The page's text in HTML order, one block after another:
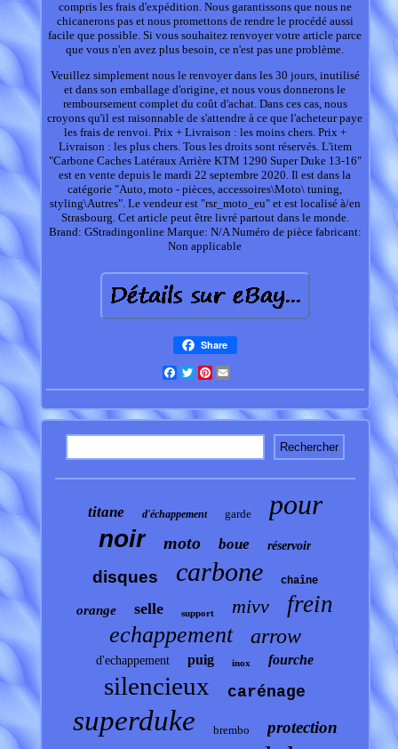
compris les frais d'expédition. Nous garantissons que nous ne
chicanerons pas et nous promettons de rendre le procédé aussi
facile que possible. Si vous souhaitez renvoyer votre article parce
que vous n'en avez plus besoin, ce n'est pas une problème.
Veuillez simplement nous le renvoyer dans les 30 jours, inutilisé
et dans son emballage d'origine, et nous vous donnerons le
remboursement complet du coût d'achat. Dans ces cas, nous
croyons qu'il est raisonnable de s'attendre à ce que l'acheteur paye
les frais de renvoi. Prix + Livraison : les moins chers. Prix +
Livraison : les plus chers. Tous les droits sont réservés. L'item
"Carbone Caches Latéraux Arrière KTM 1290 Super Duke 13-16"
est en vente depuis le mardi 22 septembre 2020. Il est dans la
catégorie "Auto, moto - pièces, accessoires\Moto\ tuning,
styling\Autres". Le vendeur est "rsr_moto_eu" et est localisé à/en
Strasbourg. Cet article peut être livré partout dans le monde.
Brand: GStradingonline Marque: N/A Numéro de pièce fabricant:
Non applicable
Share
Facebook
TwitterPinterest
titane d'échappement garde pour
noir moto boue réservoir
disques carbone chaîne
orange selle support mivv frein
echappement arrow
d'echappement puig inox fourche
silencieux carénage
superduke brembo protection